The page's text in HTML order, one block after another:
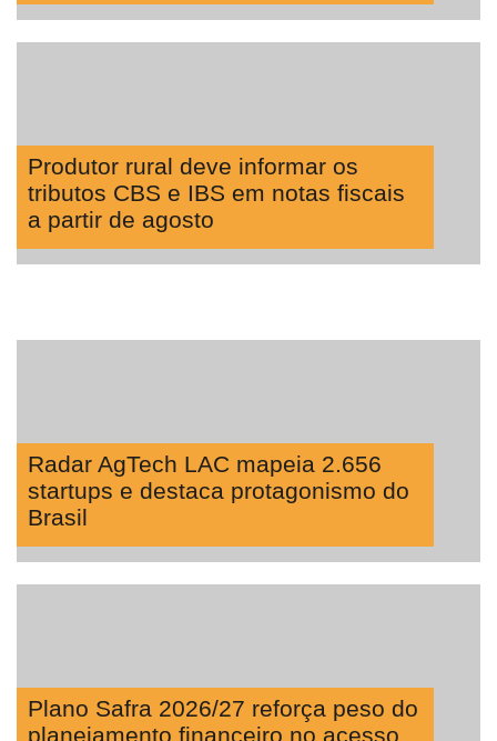
Produtor rural deve informar os
tributos CBS e IBS em notas fiscais
a partir de agosto
Radar AgTech LAC mapeia 2.656
startups e destaca protagonismo do
Brasil
Plano Safra 2026/27 reforça peso do
planejamento financeiro no acesso